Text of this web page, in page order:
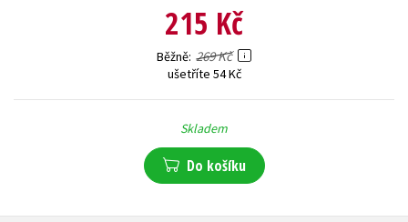
215 Kč
Běžně 269 Kč
ušetříte 54 Kč
Skladem
Do košíku